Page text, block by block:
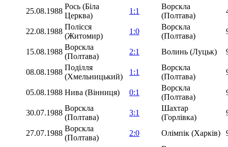
25.08.1988
Рось (Біла
Церква)
1:1
Ворскла
(Полтава)
22.08.1988
Полісся
(Житомир)
1:0
Ворскла
(Полтава)
15.08.1988
Ворскла
(Полтава)
2:1 Волинь (Луцьк)
08.08.1988
Поділля
(Хмельницький)
1:1
Ворскла
(Полтава)
05.08.1988 Нива (Вінниця) 0:1
Ворскла
(Полтава)
30.07.1988
Ворскла
(Полтава)
3:1
Шахтар
(Горлівка)
27.07.1988
Ворскла
(Полтава)
2:0 Олімпік (Харків)